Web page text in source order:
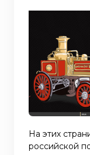
На этих
российской